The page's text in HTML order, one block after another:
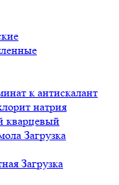
к антискалант
натрия
кварцевый
Загрузка
Загрузка